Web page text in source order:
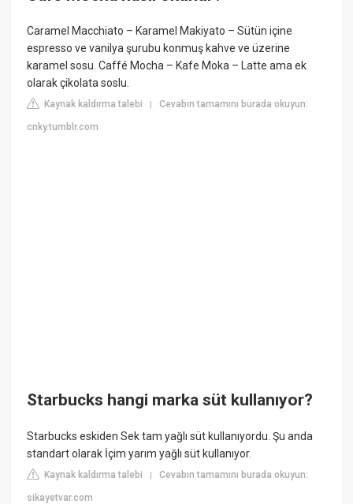
Caramel Macchiato – Karamel Makiyato – Sütün içine
espresso ve vanilya şurubu konmuş kahve ve üzerine
karamel sosu. Caffé Mocha – Kafe Moka – Latte ama ek
olarak çikolata soslu.
Kaynak kaldırma talebi |Cevabın tamamını burada okuyun:
cnky.tumblr.com
Starbucks hangi marka süt kullanıyor?
Starbucks eskiden Sek tam yağlı süt kullanıyordu. Şu anda
standart olarak İçim yarım yağlı süt kullanıyor.
Kaynak kaldırma talebi |Cevabın tamamını burada okuyun:
sikayetvar.com